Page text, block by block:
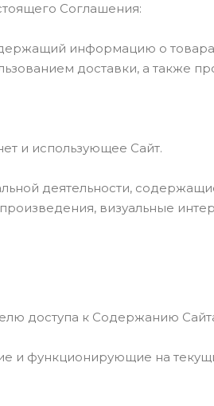
Соглашения:
информацию о
доставки, а также
и использующее Сайт.
деятельности,
визуальные
доступа к Содержанию
и функционирующие на